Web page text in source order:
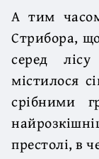
А тим
Стрибора,
серед
містилося
срібними
престолі, в